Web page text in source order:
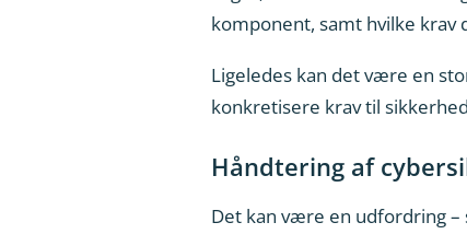
komponent, samt hvilke krav
Ligeledes kan det være en
konkretisere krav til
Håndtering af
Det kan være en udfordring